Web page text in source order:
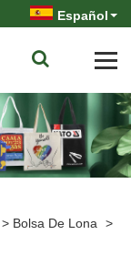
Español
> Bolsa De Lona >